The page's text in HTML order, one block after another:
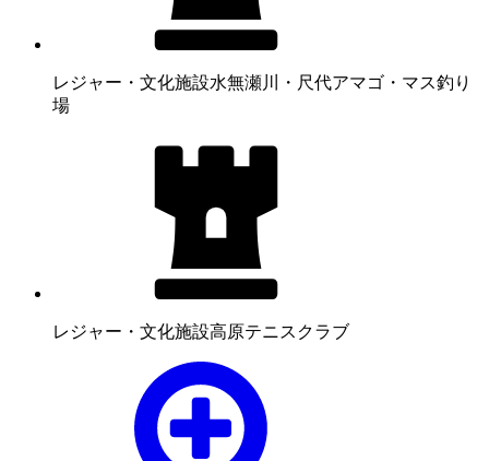
レジャー・文化施設水無瀬川・尺代アマゴ・マス釣り
場
レジャー・文化施設高原テニスクラブ